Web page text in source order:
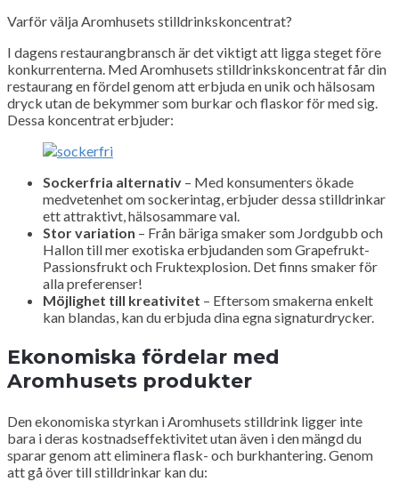
Varför välja Aromhusets stilldrinkskoncentrat?
I dagens restaurangbransch är det viktigt att ligga steget före
konkurrenterna. Med Aromhusets stilldrinkskoncentrat får din
restaurang en fördel genom att erbjuda en unik och hälsosam
dryck utan de bekymmer som burkar och flaskor för med sig.
Dessa koncentrat erbjuder:
Sockerfria alternativ – Med konsumenters ökade
medvetenhet om sockerintag, erbjuder dessa stilldrinkar
ett attraktivt, hälsosammare val.
Stor variation – Från bäriga smaker som Jordgubb och
Hallon till mer exotiska erbjudanden som Grapefrukt-
Passionsfrukt och Fruktexplosion. Det finns smaker för
alla preferenser!
Möjlighet till kreativitet – Eftersom smakerna enkelt
kan blandas, kan du erbjuda dina egna signaturdrycker.
Ekonomiska fördelar med
Aromhusets produkter
Den ekonomiska styrkan i Aromhusets stilldrink ligger inte
bara i deras kostnadseffektivitet utan även i den mängd du
sparar genom att eliminera flask- och burkhantering. Genom
att gå över till stilldrinkar kan du: